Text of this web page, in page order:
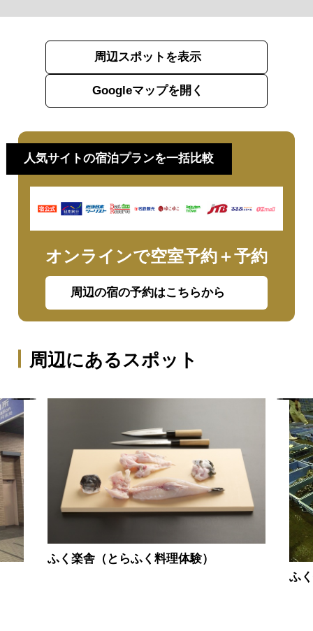
周辺スポットを表示
Googleマップを開く
人気サイトの宿泊プランを一括比較
オンラインで空室予約＋予約
周辺の宿の予約はこちらから
周辺にあるスポット
ふく楽舎（とらふく料理体験）
ふ